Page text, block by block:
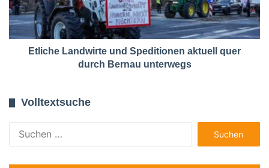
Etliche Landwirte und Speditionen aktuell quer
durch Bernau unterwegs
Volltextsuche
nach: